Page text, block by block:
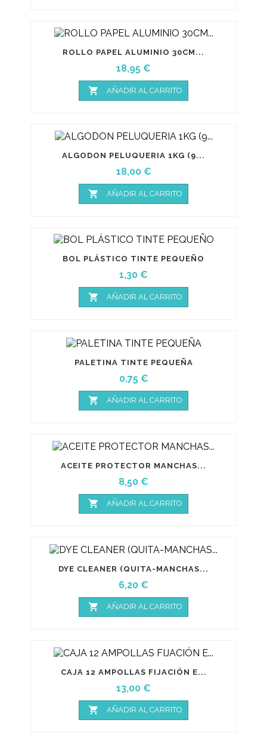
ROLLO PAPEL ALUMINIO 30CM...
Precio
18,95 €
 AÑADIR AL CARRITO
ALGODON PELUQUERIA 1KG (9...
Precio
18,00 €
 AÑADIR AL CARRITO
BOL PLÁSTICO TINTE PEQUEÑO
Precio
1,30 €
 AÑADIR AL CARRITO
PALETINA TINTE PEQUEÑA
Precio
0,75 €
 AÑADIR AL CARRITO
ACEITE PROTECTOR MANCHAS...
Precio
8,50 €
 AÑADIR AL CARRITO
DYE CLEANER (QUITA-MANCHAS...
Precio
6,20 €
 AÑADIR AL CARRITO
CAJA 12 AMPOLLAS FIJACIÓN E...
Precio
13,00 €
 AÑADIR AL CARRITO